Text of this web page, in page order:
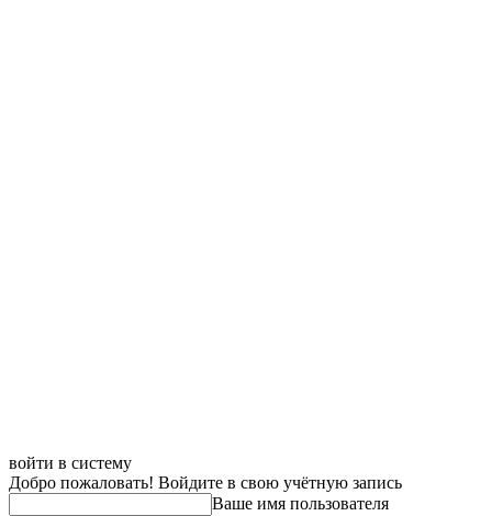
войти в систему
Добро пожаловать! Войдите в свою учётную запись
Ваше имя пользователя